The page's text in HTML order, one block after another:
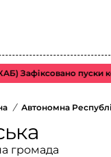
пуски
/ Автономна
громада